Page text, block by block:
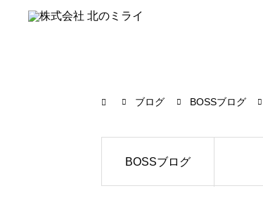
ブログ BOSSブログ
BOSSブログ